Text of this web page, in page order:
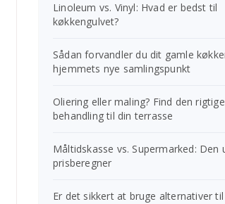
Linoleum vs. Vinyl: Hvad er bedst til
køkkengulvet?
Sådan forvandler du dit gamle
hjemmets nye samlingspunkt
Oliering eller maling? Find den rigtige
behandling til din terrasse
Måltidskasse vs. Supermarked: Den
prisberegner
Er det sikkert at bruge alternativer til